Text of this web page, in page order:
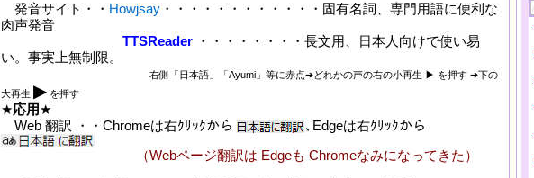
発音サイト・・ Howjsay・・・・・・・・・・・・固有名詞、専門用語に便利な
肉声発音
TTSReader・・・・・・・・長文用、日本人向けで使い易
い。事実上無制限。
右側「日本語」「Ayumi」等に赤点➔どれかの声の右の小再生 ▶ を押す ➔下の
大再生 ▶を押す
★応用★
Web 翻訳 ・・Chromeは右ｸﾘｯｸから
､Edgeは右ｸﾘｯｸから
（Webページ翻訳は Edgeも Chromeなみになってきた）